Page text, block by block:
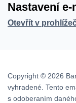
Nastavení e-
Otevřít v
Copyright © 2026
vyhradené. Tento
s odoberaním